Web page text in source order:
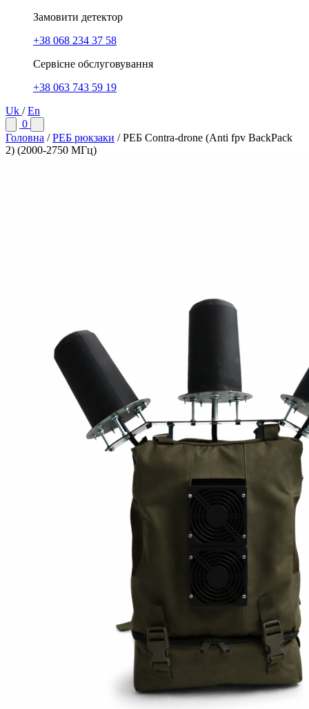
Замовити детектор
+38 068 234 37 58
Сервісне обслуговування
+38 063 743 59 19
Uk / En
0
Головна / РЕБ рюкзаки / РЕБ Contra-drone (Anti fpv BackPack
2) (2000-2750 МГц)